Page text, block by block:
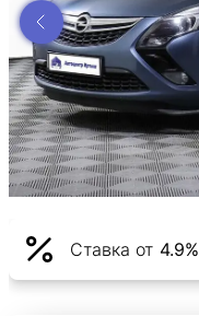
Ставка от 4.9%